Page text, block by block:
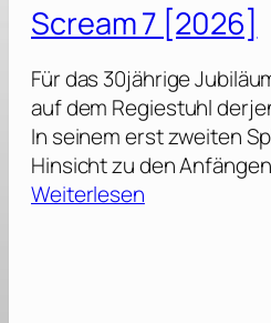
Scream 7 [2026]
Für das 30jährige
auf dem Regiestuhl
In seinem erst zweiten
Hinsicht zu den
Weiterlesen: